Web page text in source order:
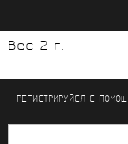
Вес 2 г.
РЕГИСТРИРУЙСЯ С